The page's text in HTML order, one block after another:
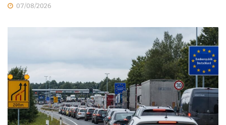
07/08/2026